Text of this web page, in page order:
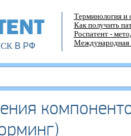
В РФ
Терминология и
Как получить
Роспатент -
Международная